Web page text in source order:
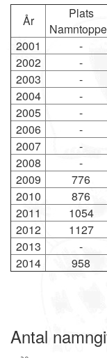
År
Plats
2001
-
2002
-
2003
-
2004
-
2005
-
2006
-
2007
-
2008
-
2009
776
2010
876
2011
1054
2012
1127
2013
-
2014
958
Antal